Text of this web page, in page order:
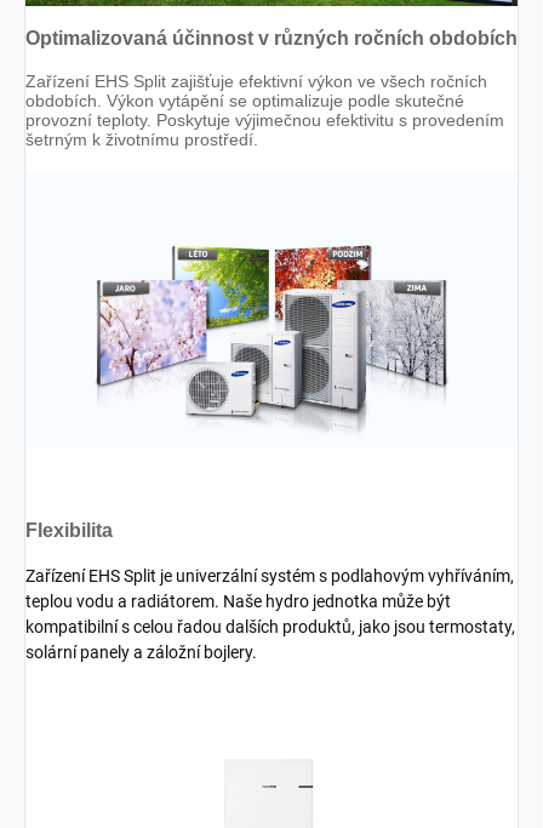
Optimalizovaná účinnost v různých ročních obdobích
Zařízení EHS Split zajišťuje efektivní výkon ve všech ročních
obdobích. Výkon vytápění se optimalizuje podle skutečné
provozní teploty. Poskytuje výjimečnou efektivitu s provedením
šetrným k životnímu prostředí.
Flexibilita
Zařízení EHS Split je univerzální systém s podlahovým vyhříváním,
teplou vodu a radiátorem. Naše hydro jednotka může být
kompatibilní s celou řadou dalších produktů, jako jsou termostaty,
solární panely a záložní bojlery.